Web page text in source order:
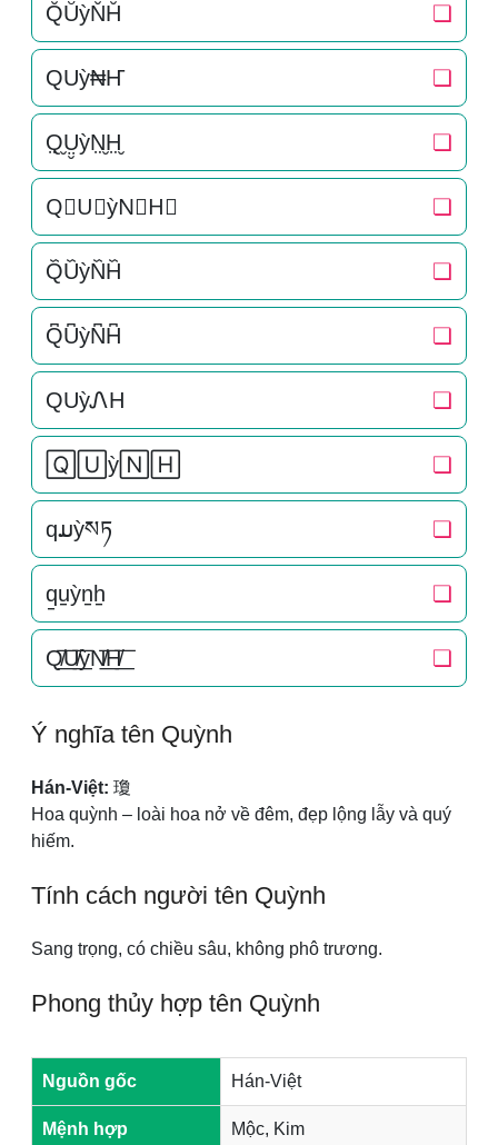
Q̆ŬỳN̆H̆ ❏
QUỳ₦Ҥ ❏
Q̤̮Ṳ̮ỳN̤̮H̤̮ ❏
Q⃘U⃘ỳN⃘H⃘ ❏
Q᷈U᷈ỳN᷈H᷈ ❏
Q͆U͆ỳN͆H͆ ❏
QUỳᏁH ❏
🅀🅄ỳ🄽🄷 ❏
qມỳསཏ ❏
q̠u̠ỳn̠h̠ ❏
Q̸͟͞U̸͟͞ỳN̸͟͞H̸͟͞ ❏
Ý nghĩa tên Quỳnh
Hán-Việt: 瓊
Hoa quỳnh – loài hoa nở về đêm, đẹp lộng lẫy và quý
hiếm.
Tính cách người tên Quỳnh
Sang trọng, có chiều sâu, không phô trương.
Phong thủy hợp tên Quỳnh
Nguồn gốc Hán-Việt
Mệnh hợp Mộc, Kim